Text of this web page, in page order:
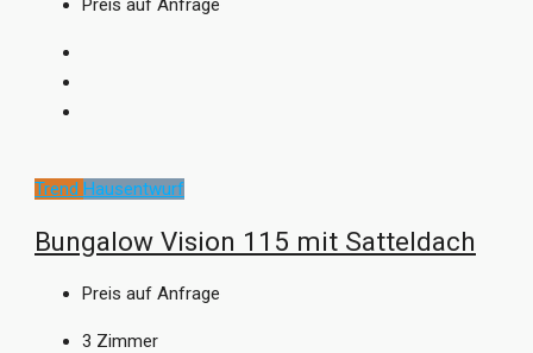
Preis auf Anfrage
Trend Hausentwurf
Bungalow Vision 115 mit Satteldach
Preis auf Anfrage
3 Zimmer